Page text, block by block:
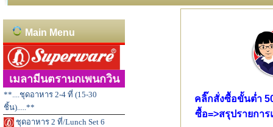
Main Menu
เมลามีนตรานกเพนกวิน
**....ชุดอาหาร 2-4 ที่ (15-30
ชิ้น).....**
ชุดอาหาร 2 ที่/Lunch Set 6
คลิ๊กสั่งซื้อขั้นต่ำ
ซื้อ=>สรุปรายกา